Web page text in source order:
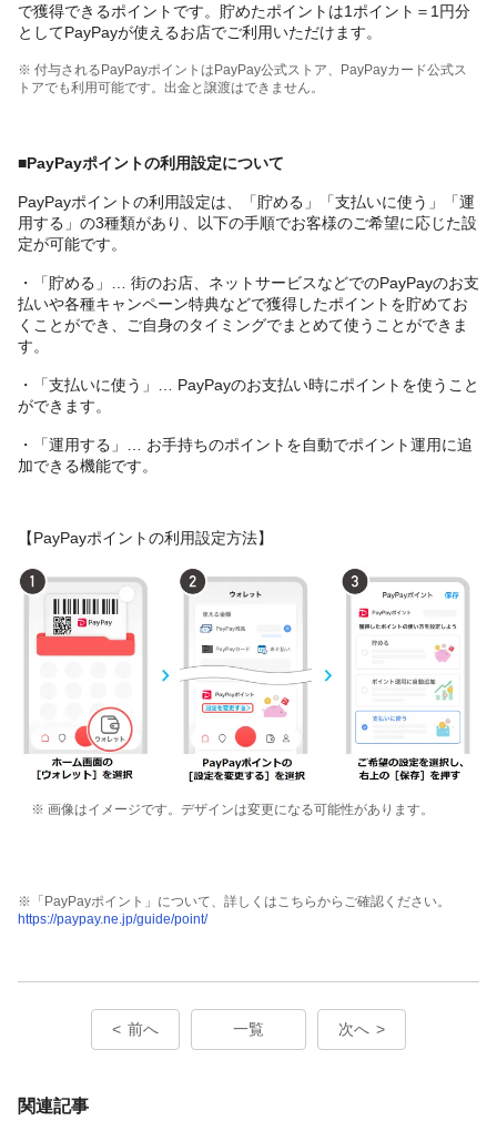
で獲得できるポイントです。貯めたポイントは1ポイント＝1円分
としてPayPayが使えるお店でご利用いただけます。
※ 付与されるPayPayポイントはPayPay公式ストア、PayPayカード公式ス
トアでも利用可能です。出金と譲渡はできません。
■PayPayポイントの利用設定について
PayPayポイントの利用設定は、「貯める」「支払いに使う」「運
用する」の3種類があり、以下の手順でお客様のご希望に応じた設
定が可能です。
・「貯める」… 街のお店、ネットサービスなどでのPayPayのお支
払いや各種キャンペーン特典などで獲得したポイントを貯めてお
くことができ、ご自身のタイミングでまとめて使うことができま
す。
・「支払いに使う」… PayPayのお支払い時にポイントを使うこと
ができます。
・「運用する」… お手持ちのポイントを自動でポイント運用に追
加できる機能です。
【PayPayポイントの利用設定方法】
※ 画像はイメージです。デザインは変更になる可能性があります。
※「PayPayポイント」について、詳しくはこちらからご確認ください。
https://paypay.ne.jp/guide/point/
前へ 一覧 次へ
関連記事